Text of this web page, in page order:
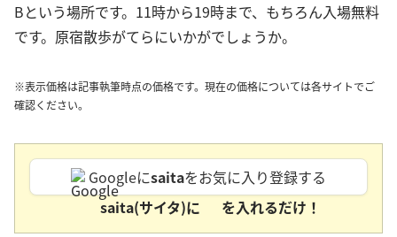
Bという場所です。11時から19時まで、もちろん入場無料
です。原宿散歩がてらにいかがでしょうか。
※表示価格は記事執筆時点の価格です。現在の価格については各サイトでご
確認ください。
Googleにsaitaをお気に入り登録する
saita(サイタ)に
を入れるだけ！